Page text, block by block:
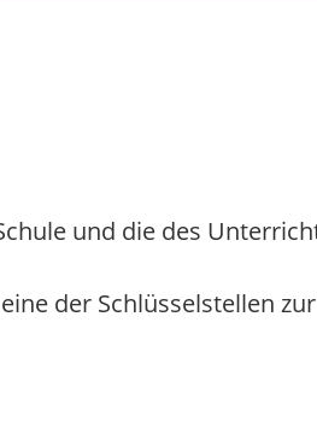
und die des
der Schlüsselstellen